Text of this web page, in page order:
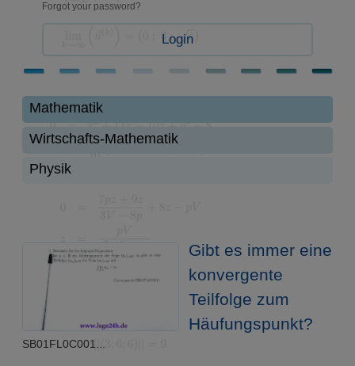
Forgot your password?
Login
Mathematik
Wirtschafts-Mathematik
Physik
Gibt es immer eine
konvergente
Teilfolge zum
Häufungspunkt?
SB01FL0C001...